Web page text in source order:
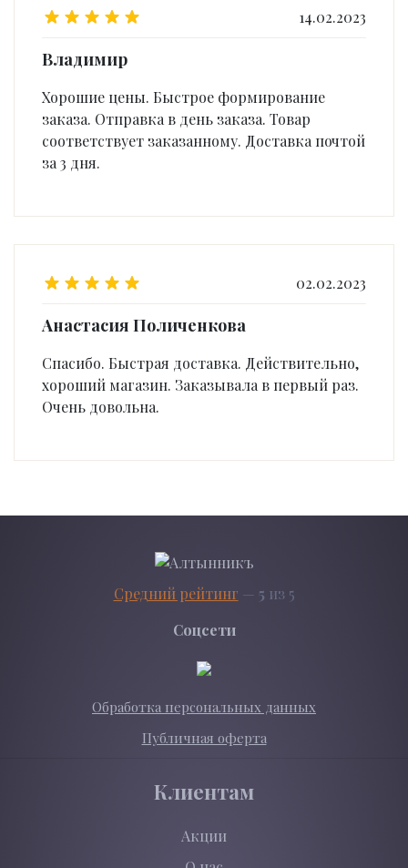
14.02.2023
Владимир
Хорошие цены. Быстрое формирование
заказа. Отправка в день заказа. Товар
соответствует заказанному. Доставка почтой
за 3 дня.
02.02.2023
Анастасия Поличенкова
Спасибо. Быстрая доставка. Действительно,
хороший магазин. Заказывала в первый раз.
Очень довольна.
Средний рейтинг — 5 из 5
Соцсети
Обработка персональных данных
Публичная оферта
Клиентам
Акции